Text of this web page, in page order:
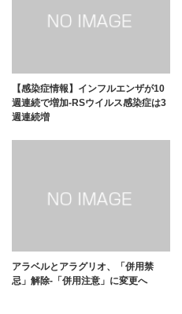
【感染症情報】インフルエンザが10
週連続で増加-RSウイルス感染症は3
週連続増
アラベルとアラグリオ、「併用禁
忌」解除-「併用注意」に変更へ